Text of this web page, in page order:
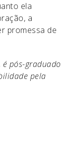
ela
a
promessa de
é pós-graduado
pela